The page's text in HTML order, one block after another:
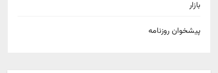
بازار
پیشخوان روزنامه